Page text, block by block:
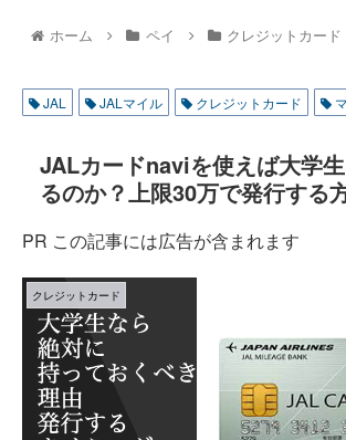
ホーム ペイ クレジットカード
JAL JALマイル クレジットカード
JALカードnaviを使えば大学
るのか？上限30万で発行する
PR この記事には広告が含まれます
クレジットカード